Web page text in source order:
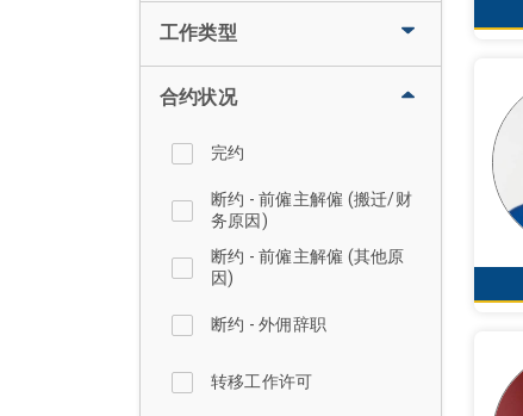
工作类型
合约状况
完约
断约 - 前僱主解僱 (搬迁/财
务原因)
断约 - 前僱主解僱 (其他原
因)
断约 - 外佣辞职
转移工作许可